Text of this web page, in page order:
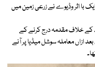
با اثر وڈیوے نے زرعی زمین میں
کے خلاف مقدمہ درج کرنے کے
ازاں معاملہ سوشل میڈیا پر آنے